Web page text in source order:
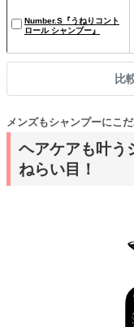
Number.S『うねりコント
ロール シャンプー』
比
ヘアケアも叶う
ねらい目！
メンズもシャンプーにこ